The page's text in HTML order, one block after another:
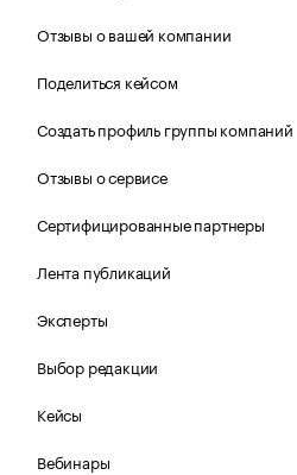
Отзывы о вашей компании
Поделиться кейсом
Создать профиль группы компаний
Отзывы о сервисе
Сертифицированные партнеры
Лента публикаций
Эксперты
Выбор редакции
Кейсы
Вебинары